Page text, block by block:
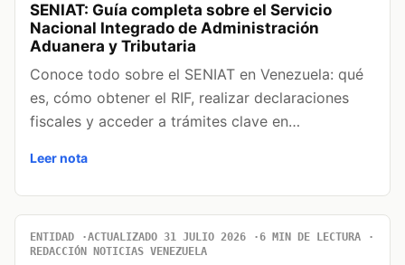
SENIAT: Guía completa sobre el Servicio
Nacional Integrado de Administración
Aduanera y Tributaria
Conoce todo sobre el SENIAT en Venezuela: qué
es, cómo obtener el RIF, realizar declaraciones
fiscales y acceder a trámites clave en…
Leer nota
ENTIDAD ACTUALIZADO 31 JULIO 2026
6 MIN DE LECTURA
REDACCIÓN NOTICIAS VENEZUELA